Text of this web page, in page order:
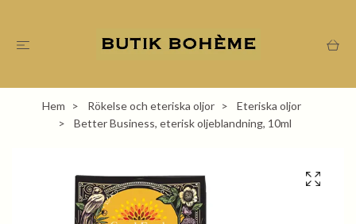
Hem Rökelse och eteriska oljor
Eteriska oljor
Better Business, eterisk oljeblandning, 10ml